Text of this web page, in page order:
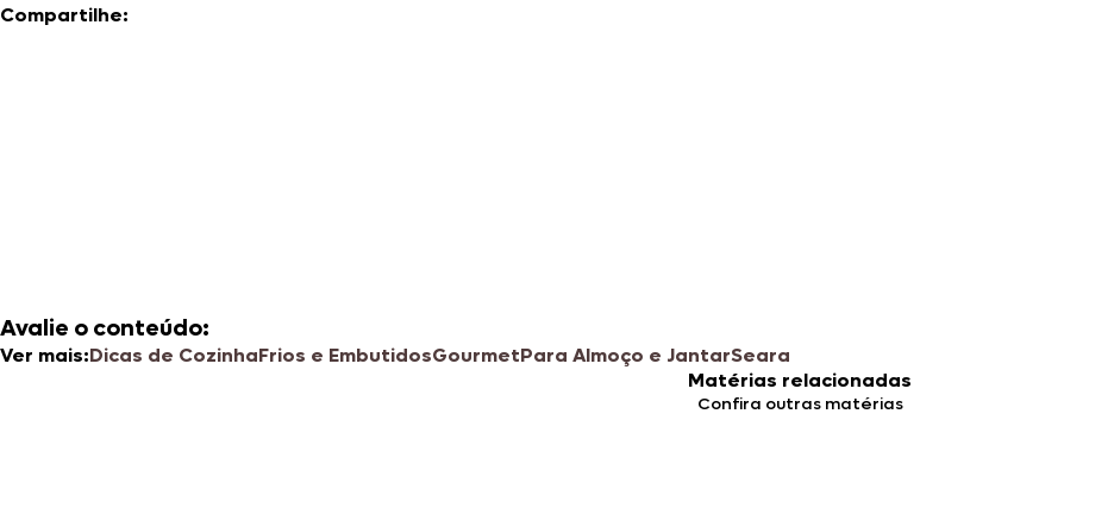
Compartilhe:
Avalie o conteúdo:
Ver mais:Dicas de CozinhaFrios e EmbutidosGourmetPara Almoço e JantarSeara
Matérias relacionadas
Confira outras matérias